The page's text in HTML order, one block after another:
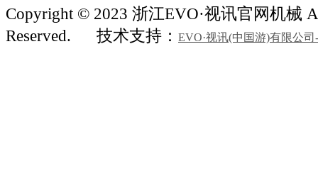
Copyright © 2023 浙江EVO·视讯官网机械
Reserved.
技术支持： EVO·视讯(中国游)有限公司